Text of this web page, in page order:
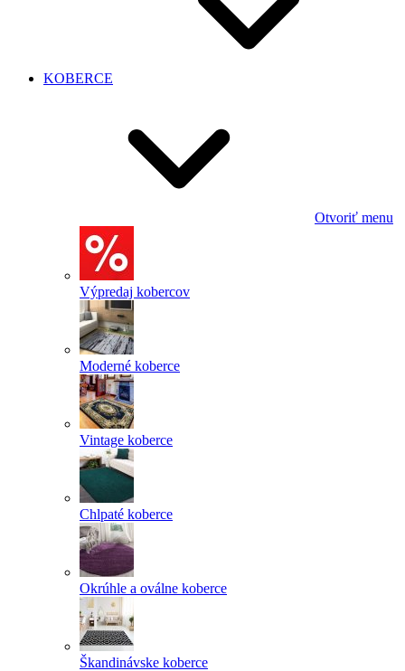
KOBERCE
Otvoriť menu
Výpredaj kobercov
Moderné koberce
Vintage koberce
Chlpaté koberce
Okrúhle a oválne koberce
Škandinávske koberce